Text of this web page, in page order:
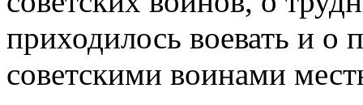
приходилось воевать и
советскими воинами